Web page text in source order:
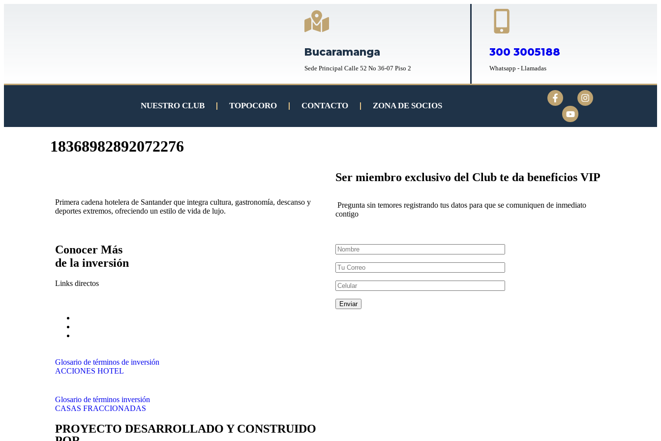
Bucaramanga
Sede Principal Calle 52 No 36-07 Piso 2
300 3005188
Whatsapp - Llamadas
NUESTRO CLUB TOPOCORO CONTACTO ZONA DE SOCIOS
18368982892072276
Primera cadena hotelera de Santander que integra cultura, gastronomía, descanso y
deportes extremos, ofreciendo un estilo de vida de lujo.
Conocer Más
de la inversión
Links directos
Glosario de términos de inversión
ACCIONES HOTEL
Glosario de términos inversión
CASAS FRACCIONADAS
Ser miembro exclusivo del Club te da beneficios VIP
Pregunta sin temores registrando tus datos para que se comuniquen de inmediato
contigo
PROYECTO DESARROLLADO Y CONSTRUIDO